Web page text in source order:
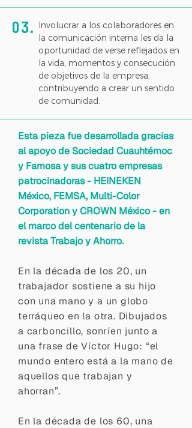
03. Involucrar a los colaboradores en
la comunicación interna les da la
oportunidad de verse reflejados en
la vida, momentos y consecución
de objetivos de la empresa,
contribuyendo a crear un sentido
de comunidad.
Esta pieza fue desarrollada gracias
al apoyo de Sociedad Cuauhtémoc
y Famosa y sus cuatro empresas
patrocinadoras - HEINEKEN
México, FEMSA, Multi-Color
Corporation y CROWN México - en
el marco del centenario de la
revista Trabajo y Ahorro.
En la década de los 20, un
trabajador sostiene a su hijo
con una mano y a un globo
terráqueo en la otra. Dibujados
a carboncillo, sonríen junto a
una frase de Víctor Hugo: “el
mundo entero está a la mano de
aquellos que trabajan y
ahorran”.
En la década de los 60, una